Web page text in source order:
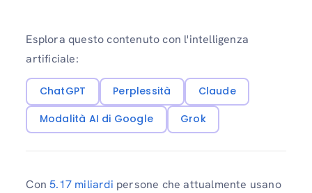
Esplora questo contenuto con l'intelligenza
artificiale:
ChatGPT Perplessità
Claude
Modalità AI di Google
Grok
Con5.17 miliardi persone che attualmente usano